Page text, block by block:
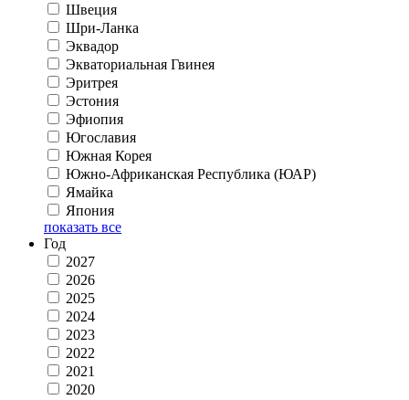
Швеция
Шри-Ланка
Эквадор
Экваториальная Гвинея
Эритрея
Эстония
Эфиопия
Югославия
Южная Корея
Южно-Африканская Республика (ЮАР)
Ямайка
Япония
показать все
Год
2027
2026
2025
2024
2023
2022
2021
2020